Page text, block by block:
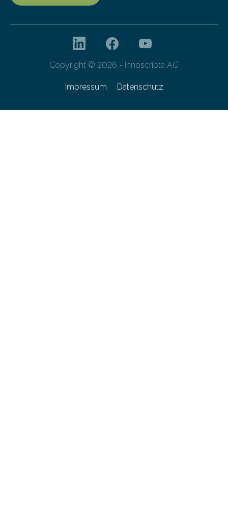
Copyright © 2026 - innoscripta AG
Impressum Datenschutz